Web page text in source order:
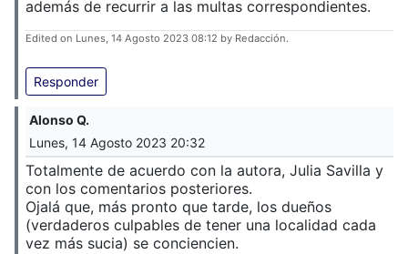
además de recurrir a las multas correspondientes.
Edited on Lunes, 14 Agosto 2023 08:12 by Redacción.
Responder
Alonso Q.
Lunes, 14 Agosto 2023 20:32
Totalmente de acuerdo con la autora, Julia Savilla y
con los comentarios posteriores.
Ojalá que, más pronto que tarde, los dueños
(verdaderos culpables de tener una localidad cada
vez más sucia) se conciencien.